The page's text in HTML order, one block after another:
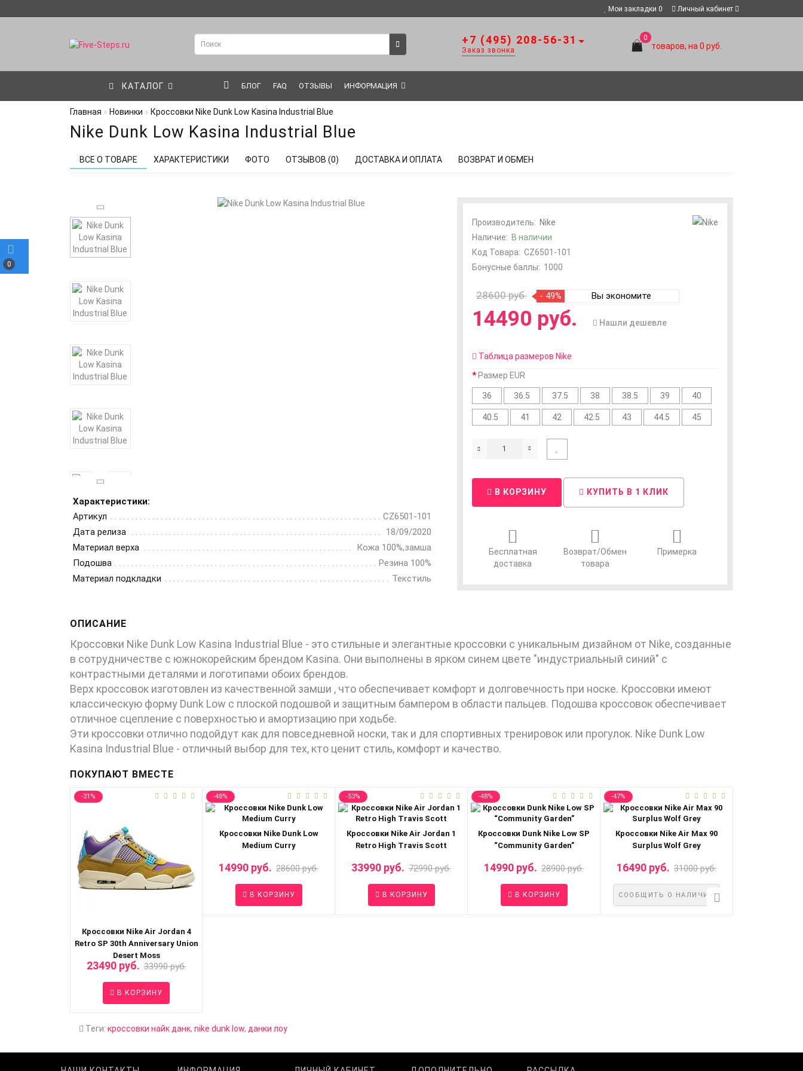
0
Мои закладки 0 Личный кабинет
0
товаров, на 0 руб.
+7 (495) 208-56-31
Заказ звонка
КАТАЛОГ БЛОГ FAQ ОТЗЫВЫ ИНФОРМАЦИЯ
Главная Новинки Кроссовки Nike Dunk Low Kasina Industrial Blue
Nike Dunk Low Kasina Industrial Blue
ВСЕ О ТОВАРЕ ХАРАКТЕРИСТИКИ ФОТО ОТЗЫВОВ (0) ДОСТАВКА И ОПЛАТА ВОЗВРАТ И ОБМЕН
Характеристики:
Артикул
CZ6501-101
Дата релиза
18/09/2020
Материал верха
Кожа 100%,замша
Подошва
Резина 100%
Материал подкладки
Текстиль
Производитель: Nike
Наличие: В наличии
Код Товара: CZ6501-101
Бонусные баллы: 1000
28600 руб. - 49% Вы экономите
14490 руб. Нашли дешевле
Таблица размеров Nike
Размер EUR
36 36.5 37.5 38 38.5 39 40
40.5 41 42 42.5 43 44.5 45
В КОРЗИНУ КУПИТЬ В 1 КЛИК
Бесплатная
доставка
Возврат/Обмен
товара
Примерка
ОПИСАНИЕ
Кроссовки Nike Dunk Low Kasina Industrial Blue - это стильные и элегантные кроссовки с уникальным дизайном от Nike, созданные
в сотрудничестве с южнокорейским брендом Kasina. Они выполнены в ярком синем цвете "индустриальный синий" с
контрастными деталями и логотипами обоих брендов.
Верх кроссовок изготовлен из качественной замши , что обеспечивает комфорт и долговечность при носке. Кроссовки имеют
классическую форму Dunk Low с плоской подошвой и защитным бампером в области пальцев. Подошва кроссовок обеспечивает
отличное сцепление с поверхностью и амортизацию при ходьбе.
Эти кроссовки отлично подойдут как для повседневной носки, так и для спортивных тренировок или прогулок. Nike Dunk Low
Kasina Industrial Blue - отличный выбор для тех, кто ценит стиль, комфорт и качество.
ПОКУПАЮТ ВМЕСТЕ
-31%
Кроссовки Nike Air Jordan 4
Retro SP 30th Anniversary Union
Desert Moss
23490 руб. 33990 руб.
В КОРЗИНУ
-48%
Кроссовки Nike Dunk Low
Medium Curry
14990 руб. 28600 руб.
В КОРЗИНУ
-53%
Кроссовки Nike Air Jordan 1
Retro High Travis Scott
33990 руб. 72990 руб.
В КОРЗИНУ
-48%
Кроссовки Dunk Nike Low SP
“Community Garden”
14990 руб. 28900 руб.
В КОРЗИНУ
-47%
Кроссовки Nike Air Max 90
Surplus Wolf Grey
16490 руб. 31000 руб.
СООБЩИТЬ О НАЛИЧИИ
Теги: кроссовки найк данк, nike dunk low, данки лоу